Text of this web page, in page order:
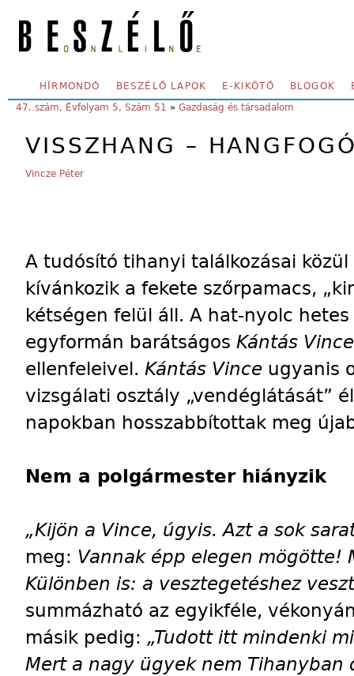
SECONDARY MENU
HÍRMONDÓ BESZÉLŐ LAPOK E-KIKÖTŐ BLOGOK
YOU ARE HERE:
47. szám, Évfolyam 5, Szám 51 » Gazdaság és társadalom
VISSZHANG –
Vincze Péter
A tudósító tihanyi találkozásai
kívánkozik a fekete szőrpamacs,
kétségen felül áll. A hat-nyolc
egyformán barátságos Kántás Vince
ellenfeleivel. Kántás Vince ugyanis
vizsgálati osztály „vendéglátását”
napokban hosszabbítottak meg
Nem a polgármester hiányzik
„Kijön a Vince, úgyis. Azt a sok
meg: Vannak épp elegen mögötte!
Különben is: a vesztegetéshez
summázható az egyikféle,
másik pedig: „Tudott itt mindenki
Mert a nagy ügyek nem Tihanyban